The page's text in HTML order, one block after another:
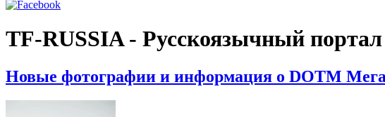
TF-RUSSIA - Русскоязычный
Новые фотографии и информация о DOTM